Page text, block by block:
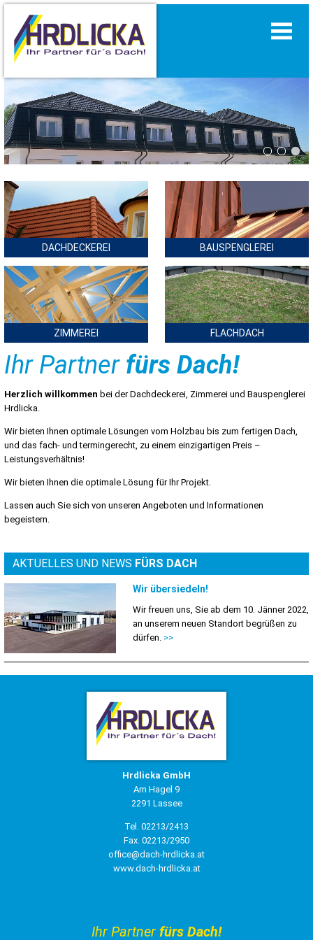
DACHDECKEREI BAUSPENGLEREI
ZIMMEREI FLACHDACH
Ihr Partner fürs Dach!
Herzlich willkommen bei der Dachdeckerei, Zimmerei und Bauspenglerei
Hrdlicka.
Wir bieten Ihnen optimale Lösungen vom Holzbau bis zum fertigen Dach,
und das fach- und termingerecht, zu einem einzigartigen Preis –
Leistungsverhältnis!
Wir bieten Ihnen die optimale Lösung für Ihr Projekt.
Lassen auch Sie sich von unseren Angeboten und Informationen
begeistern.
AKTUELLES UND NEWS FÜRS DACH
Wir übersiedeln!
Wir freuen uns, Sie ab dem 10. Jänner 2022,
an unserem neuen Standort begrüßen zu
dürfen. >>
Hrdlicka GmbH
Am Hagel 9
2291 Lassee
Tel. 02213/2413
Fax. 02213/2950
office@dach-hrdlicka.at
www.dach-hrdlicka.at
Ihr Partner fürs Dach!